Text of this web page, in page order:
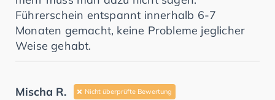
Führerschein entspannt innerhalb 6-7
Monaten gemacht, keine Probleme jeglicher
Weise gehabt.
Mischa R. Nicht überprüfte Bewertung